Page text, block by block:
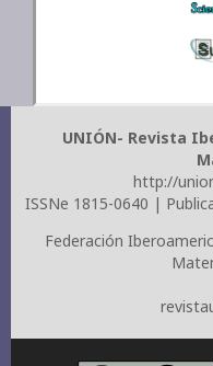
UNIÓN- Revista
http://
ISSNe 1815-0640 |
Federación